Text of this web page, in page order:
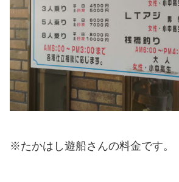
※たかはし遊船さんの料金です。